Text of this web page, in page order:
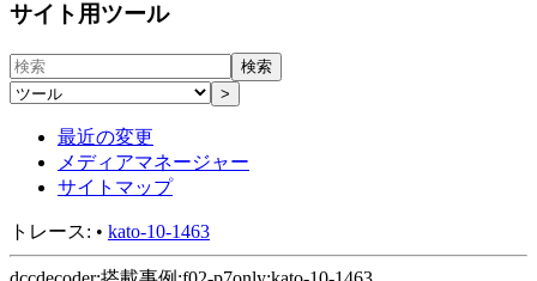
サイト用ツール
検索
>
最近の変更
メディアマネージャー
サイトマップ
トレース: • kato-10-1463